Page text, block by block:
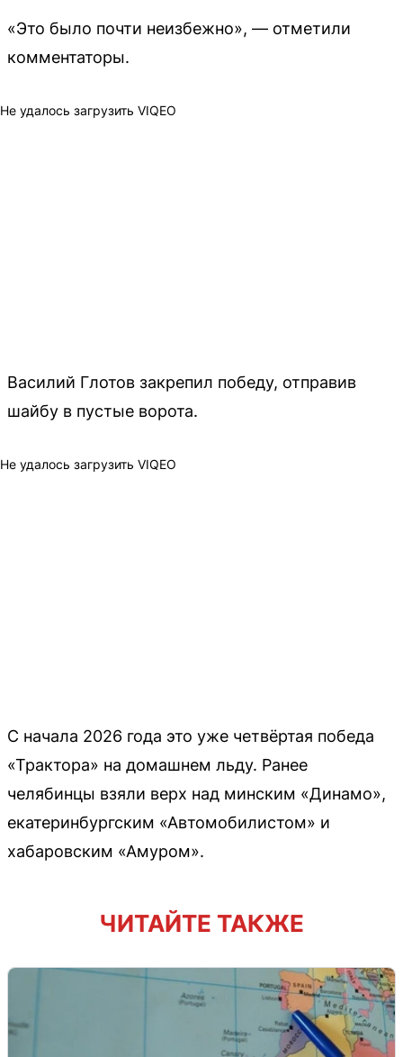
«Это было почти неизбежно», — отметили
комментаторы.
Не удалось загрузить VIQEO
Василий Глотов закрепил победу, отправив
шайбу в пустые ворота.
Не удалось загрузить VIQEO
С начала 2026 года это уже четвёртая победа
«Трактора» на домашнем льду. Ранее
челябинцы взяли верх над минским «Динамо»,
екатеринбургским «Автомобилистом» и
хабаровским «Амуром».
ЧИТАЙТЕ ТАКЖЕ